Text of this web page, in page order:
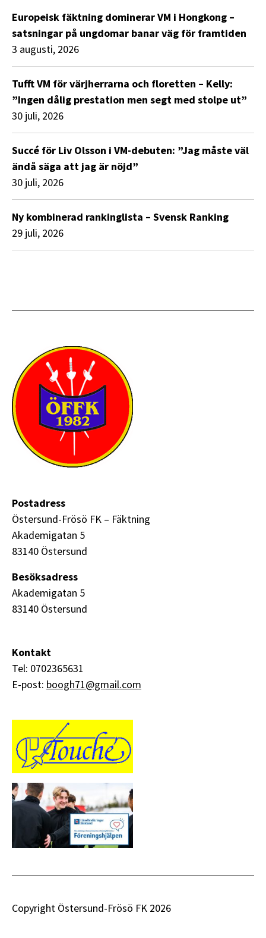
Europeisk fäktning dominerar VM i Hongkong –
satsningar på ungdomar banar väg för framtiden
3 augusti, 2026
Tufft VM för värjherrarna och floretten – Kelly:
”Ingen dålig prestation men segt med stolpe ut”
30 juli, 2026
Succé för Liv Olsson i VM-debuten: ”Jag måste väl
ändå säga att jag är nöjd”
30 juli, 2026
Ny kombinerad rankinglista – Svensk Ranking
29 juli, 2026
Postadress
Östersund-Frösö FK – Fäktning
Akademigatan 5
83140 Östersund
Besöksadress
Akademigatan 5
83140 Östersund
Kontakt
Tel: 0702365631
E-post: boogh71@gmail.com
Copyright Östersund-Frösö FK 2026